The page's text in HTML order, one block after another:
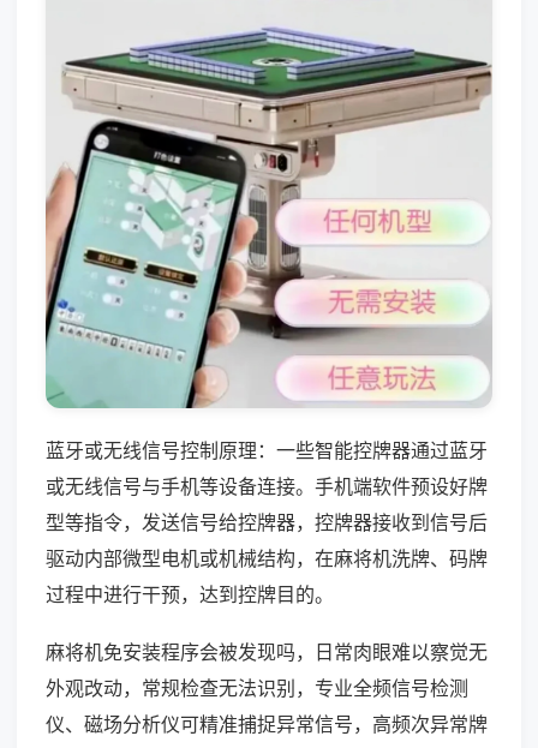
蓝牙或无线信号控制原理：一些智能控牌器通过蓝牙
或无线信号与手机等设备连接。手机端软件预设好牌
型等指令，发送信号给控牌器，控牌器接收到信号后
驱动内部微型电机或机械结构，在麻将机洗牌、码牌
过程中进行干预，达到控牌目的。
麻将机免安装程序会被发现吗，日常肉眼难以察觉无
外观改动，常规检查无法识别，专业全频信号检测
仪、磁场分析仪可精准捕捉异常信号，高频次异常牌